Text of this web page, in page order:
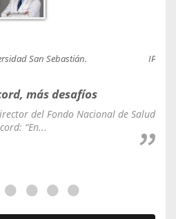
San Sebastián.
más desafíos
del Fondo Nacional de Salud
“En...